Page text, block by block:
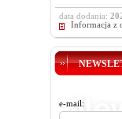
data dodania:
Informacja z
e-mail: